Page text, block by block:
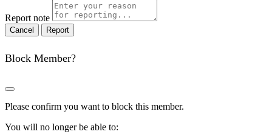
Report note
Report
Block Member?
Please confirm you want to block this member.
You will no longer be able to: